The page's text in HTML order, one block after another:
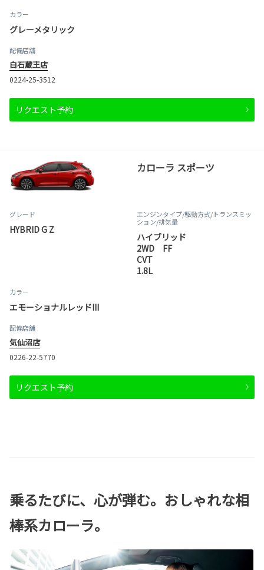
カラー
グレーメタリック
配備店舗
白石蔵王店
0224-25-3512
リクエスト予約
カローラ スポーツ
グレード
HYBRID G Z
エンジンタイプ/駆動方式/トランスミッ
ション/排気量
ハイブリッド
2WD FF
CVT
1.8L
カラー
エモーショナルレッドIII
配備店舗
気仙沼店
0226-22-5770
リクエスト予約
乗るたびに、心が弾む。おしゃれな相
棒系カローラ。